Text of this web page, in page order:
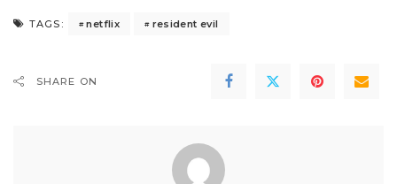
TAGS: netflix resident evil
SHARE ON